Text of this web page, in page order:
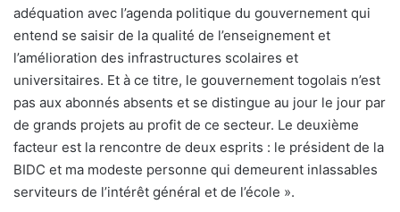
adéquation avec l’agenda politique du gouvernement qui
entend se saisir de la qualité de l’enseignement et
l’amélioration des infrastructures scolaires et
universitaires. Et à ce titre, le gouvernement togolais n’est
pas aux abonnés absents et se distingue au jour le jour par
de grands projets au profit de ce secteur. Le deuxième
facteur est la rencontre de deux esprits : le président de la
BIDC et ma modeste personne qui demeurent inlassables
serviteurs de l’intérêt général et de l’école ».